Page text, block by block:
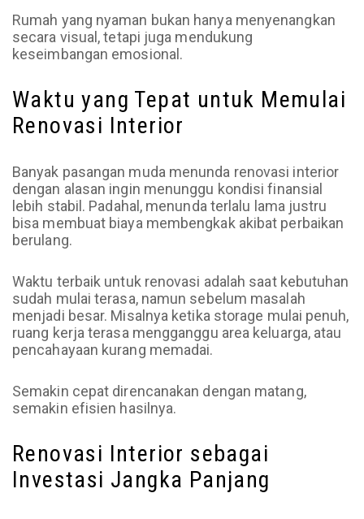
Rumah yang nyaman bukan hanya menyenangkan
secara visual, tetapi juga mendukung
keseimbangan emosional.
Waktu yang Tepat untuk Memulai
Renovasi Interior
Banyak pasangan muda menunda renovasi interior
dengan alasan ingin menunggu kondisi finansial
lebih stabil. Padahal, menunda terlalu lama justru
bisa membuat biaya membengkak akibat perbaikan
berulang.
Waktu terbaik untuk renovasi adalah saat kebutuhan
sudah mulai terasa, namun sebelum masalah
menjadi besar. Misalnya ketika storage mulai penuh,
ruang kerja terasa mengganggu area keluarga, atau
pencahayaan kurang memadai.
Semakin cepat direncanakan dengan matang,
semakin efisien hasilnya.
Renovasi Interior sebagai
Investasi Jangka Panjang